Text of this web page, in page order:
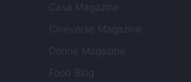
Casa Magazine
Cineverse Magazine
Donne Magazine
Food Blog